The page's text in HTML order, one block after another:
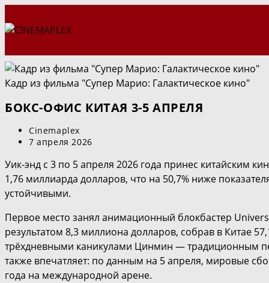
к
Кадр из фильма "Супер Марио: Галактическое кино"
БОКС-ОФИС КИТАЯ 3-5 АПРЕЛЯ
Автор
записи:
Cinemaplex
Запись
7 апреля 2026
Уик-энд с 3 по 5 апреля 2026 года принес китайским
1,76 миллиарда долларов, что на 50,7% ниже
устойчивыми.
Первое место занял анимационный блокбастер
результатом 8,3 миллиона долларов, собрав в Китае
трёхдневными каникулами Цинмин — традиционным
также впечатляет: по данным на 5 апреля, мировые
года на международной арене.